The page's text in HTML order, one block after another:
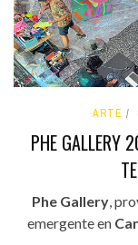
ARTE
PHE GALLERY
Phe Gallery,
emergente en